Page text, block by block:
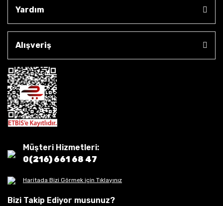
Yardım
Alışveriş
Müşteri Hizmetleri:
0(216) 661 68 47
Haritada Bizi Görmek için Tıklayınız
Bizi Takip Ediyor musunuz?